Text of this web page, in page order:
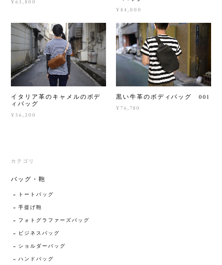
¥63,800
¥84,000
イタリア革のキャメルのボデ
ィバッグ
¥56,200
黒い牛革のボディバッグ 001
¥76,780
カテゴリ
バッグ・鞄
トートバッグ
手提げ鞄
フォトグラファーズバッグ
ビジネスバッグ
ショルダーバッグ
ハンドバッグ